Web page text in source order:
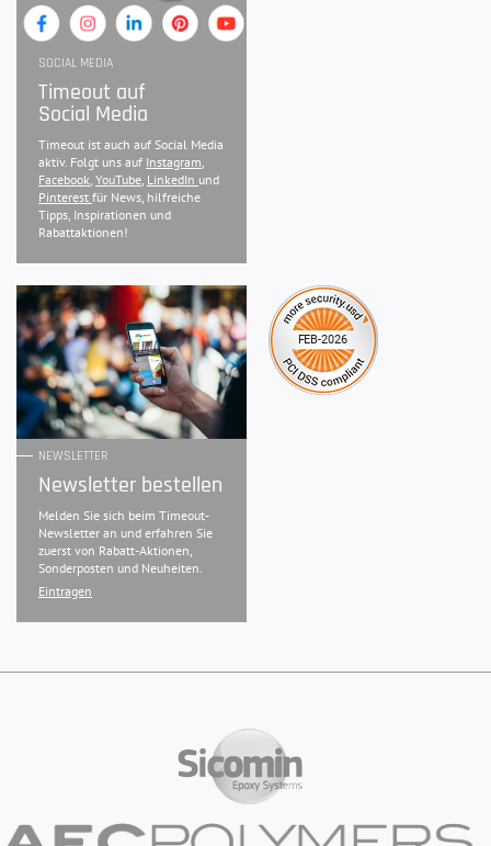
SOCIAL MEDIA
Timeout auf
Social Media
Timeout ist auch auf Social Media
aktiv. Folgt uns auf Instagram,
Facebook, YouTube, LinkedIn und
Pinterest für News, hilfreiche
Tipps, Inspirationen und
Rabattaktionen!
NEWSLETTER
Newsletter bestellen
Melden Sie sich beim Timeout-
Newsletter an und erfahren Sie
zuerst von Rabatt-Aktionen,
Sonderposten und Neuheiten.
Eintragen